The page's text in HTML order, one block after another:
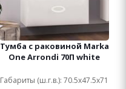
Тумба с раковиной Marka
One Arrondi 70П white
Габариты (ш.г.в.): 70.5x47.5x71